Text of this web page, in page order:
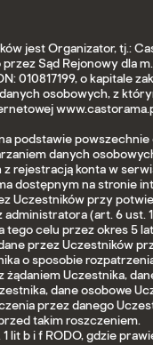
jest Organizator, tj.:
Sąd Rejonowy dla
010817199, o kapitale
osobowych, z
podstawie
danych
rejestracją konta w
dostępnym na
Uczestników przy
(art. 6 ust.
tego celu przez okres 5
przez Uczestników
o sposobie
Uczestnika,
dane osobowe
przez danego
takim roszczeniem.
lit b i f RODO, gdzie